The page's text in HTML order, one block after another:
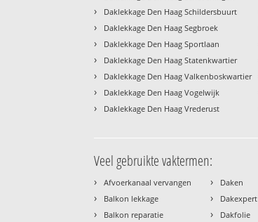
› Daklekkage Den Haag Schildersbuurt
› Daklekkage Den Haag Segbroek
› Daklekkage Den Haag Sportlaan
› Daklekkage Den Haag Statenkwartier
› Daklekkage Den Haag Valkenboskwartier
› Daklekkage Den Haag Vogelwijk
› Daklekkage Den Haag Vrederust
Veel gebruikte vaktermen:
› Afvoerkanaal vervangen
› Balkon lekkage
› Balkon reparatie
› Daken
› Dakexpert
› Dakfolie